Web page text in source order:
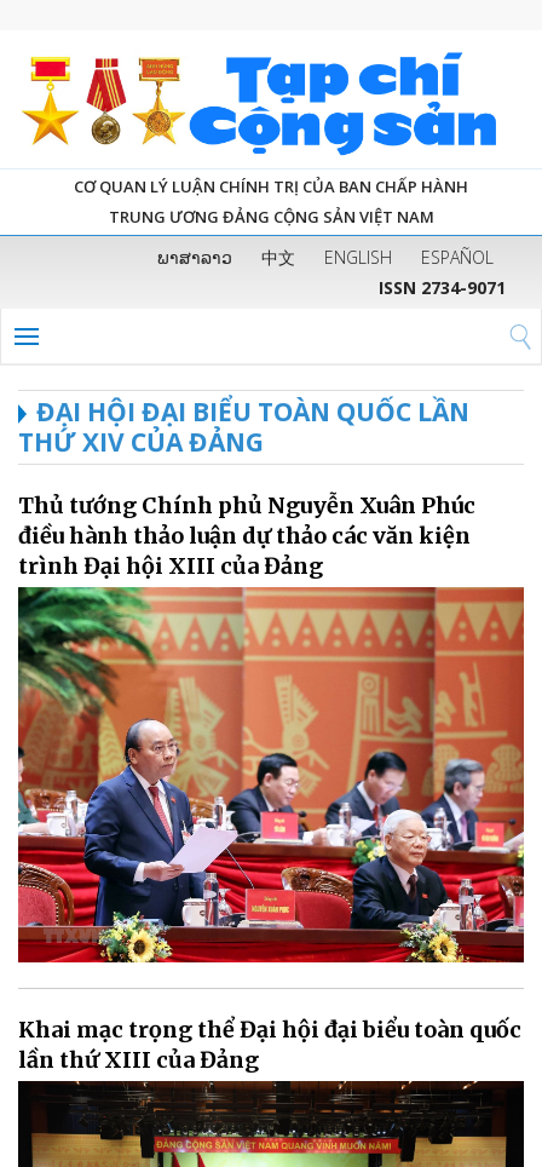
CƠ QUAN LÝ LUẬN CHÍNH TRỊ CỦA BAN CHẤP HÀNH
TRUNG ƯƠNG ĐẢNG CỘNG SẢN VIỆT NAM
ພາສາລາວ 中文 ENGLISH
ESPAÑOL
ISSN 2734-9071
ĐẠI HỘI ĐẠI BIỂU TOÀN QUỐC LẦN
THỨ XIV CỦA ĐẢNG
Thủ tướng Chính phủ Nguyễn Xuân Phúc
điều hành thảo luận dự thảo các văn kiện
trình Đại hội XIII của Đảng
Khai mạc trọng thể Đại hội đại biểu toàn quốc
lần thứ XIII của Đảng